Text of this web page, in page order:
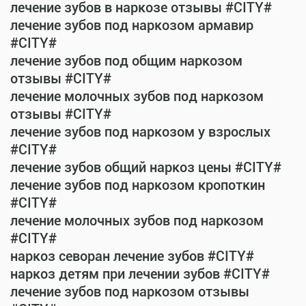
лечение зубов в наркозе отзывы #CITY#
лечение зубов под наркозом армавир
#CITY#
лечение зубов под общим наркозом
отзывы #CITY#
лечение молочных зубов под наркозом
отзывы #CITY#
лечение зубов под наркозом у взрослых
#CITY#
лечение зубов общий наркоз цены #CITY#
лечение зубов под наркозом кропоткин
#CITY#
лечение молочных зубов под наркозом
#CITY#
наркоз севоран лечение зубов #CITY#
наркоз детям при лечении зубов #CITY#
лечение зубов под наркозом отзывы